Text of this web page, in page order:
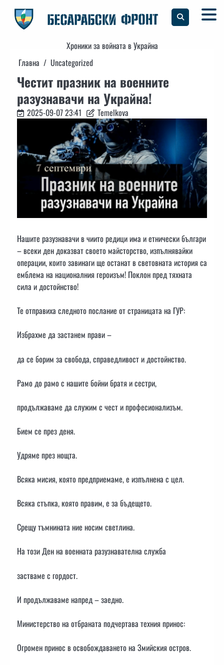
content
Хроники за войната в Украйна
Главна
Uncategorized
Честит празник на военните
разузнавачи на Украйна!
2025-09-07 23:41 Temelkova
Нашите разузнавачи в чиито редици има и етнически българи
– всеки ден доказват своето майсторство, изпълнявайки
операции, които завинаги ще останат в световната история са
емблема на националния героизъм! Поклон пред тяхната
сила и достойнство!
Те отправиха следното послание от страницата на ГУР:
Избрахме да застанем прави –
да се борим за свобода, справедливост и достойнство.
Рамо до рамо с нашите бойни братя и сестри,
продължаваме да служим с чест и професионализъм.
Бием се през деня.
Удряме през нощта.
Всяка мисия, която предприемаме, е изпълнена с цел.
Всяка стъпка, която правим, е за бъдещето.
Срещу тъмнината ние носим светлина.
На този Ден на военната разузнавателна служба
застваме с гордост.
И продължаваме напред – заедно.
Министерство на отбраната подчертава техния принос:
Огромен принос в освобождаването на Змийския остров.